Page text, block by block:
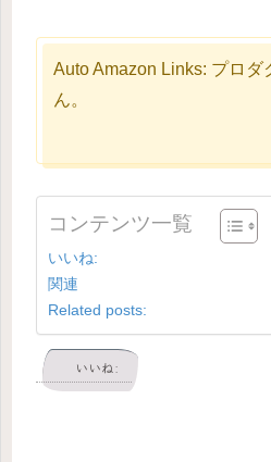
Auto Amazon Links: プロダ
ん。
コンテンツ一覧
いいね:
関連
Related posts:
いいね: